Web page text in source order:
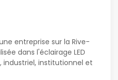
entreprise sur la Rive-
dans l'éclairage LED
institutionnel et